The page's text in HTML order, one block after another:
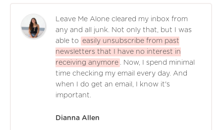
Leave Me Alone cleared my inbox from
any and all junk. Not only that, but I was
able to easily unsubscribe from past
newsletters that I have no interest in
receiving anymore . Now, I spend minimal
time checking my email every day. And
when I do get an email, I know it's
important.
Dianna Allen